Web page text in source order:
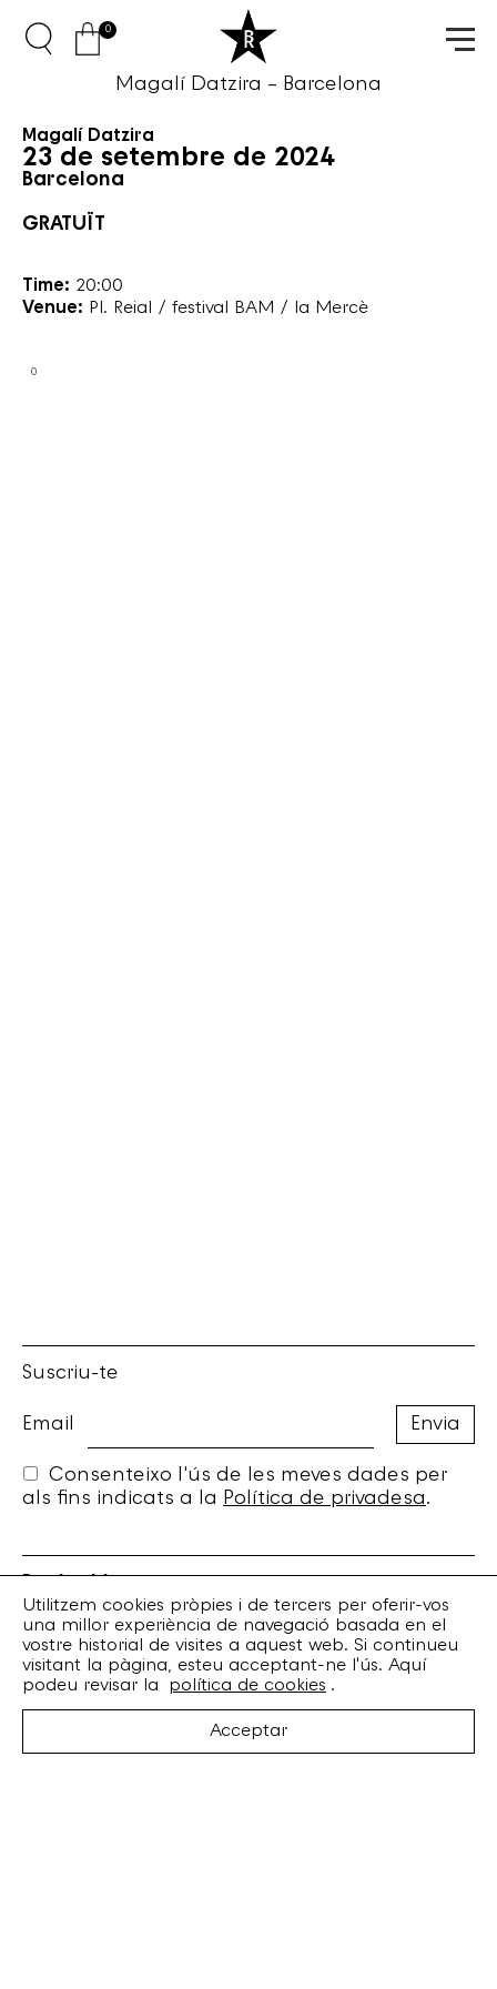
Magalí Datzira – Barcelona
0
Magalí Datzira
23 de setembre de 2024
Barcelona
GRATUÏT
Time: 20:00
Venue: Pl. Reial / festival BAM / la Mercè
0
Suscriu-te
Email
Consenteixo l'ús de les meves dades per
als fins indicats a la Política de privadesa.
Torrent de l’Olla, 203 Local 1
08012 Barcelona
+34 932 070 164
bankrobber@bankrobber.net
Utilitzem cookies pròpies i de tercers per oferir-vos
una millor experiència de navegació basada en el
vostre historial de visites a aquest web. Si continueu
visitant la pàgina, esteu acceptant-ne l'ús. Aquí
podeu revisar la
política de cookies .
Acceptar